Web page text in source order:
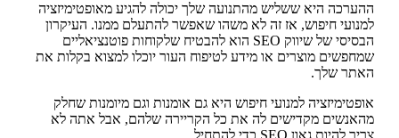
ההערכה היא ששליש מהתנועה שלך יכולה להגיע מאופטימיזציה
למנועי חיפוש, אז זה לא משהו שאפשר להתעלם ממנו. העיקרון
הבסיסי של שיווק SEO הוא להבטיח שלקוחות פוטנציאליים
שמחפשים מוצרים או מידע לטיפוח העור יוכלו למצוא בקלות את
האתר שלך.
אופטימיזציה למנועי חיפוש היא גם אומנות וגם מיומנות שחלק
מהאנשים מקדישים לה את כל הקריירה שלהם, אבל אתה לא